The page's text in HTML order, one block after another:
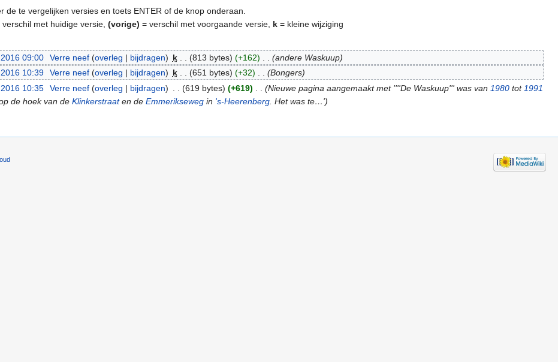
de te vergelijken versies en toets ENTER of de knop onderaan.
verschil met huidige versie, (vorige) = verschil met voorgaande versie, k = kleine wijziging
09:00 Verre neef (overleg | bijdragen) k (813 bytes) (+162)
(andere Waskuup)
10:39 Verre neef (overleg | bijdragen) k . . (651 bytes) (+32) . . (Bongers)
10:35 Verre neef (overleg | bijdragen) (619 bytes) (+619) (Nieuwe pagina aangemaakt met ''''De Waskuup''' was van 1980tot 1991
de hoek van deKlinkerstraaten deEmmerikseweg in 's-Heerenberg . Het was te…')